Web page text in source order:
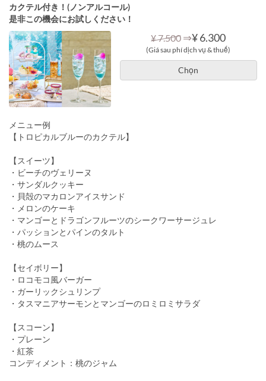
カクテル付き！(ノンアルコール)
是非この機会にお試しください！
¥ 7.500 ⇒¥ 6.300
(Giá sau phí dịch vụ & thuế)
Chọn
メニュー例
【トロピカルブルーのカクテル】
【スイーツ】
・ビーチのヴェリーヌ
・サンダルクッキー
・貝殻のマカロンアイスサンド
・メロンのケーキ
・マンゴーとドラゴンフルーツのシークワーサージュレ
・パッションとパインのタルト
・桃のムース
【セイボリー】
・ロコモコ風バーガー
・ガーリックシュリンプ
・タスマニアサーモンとマンゴーのロミロミサラダ
【スコーン】
・プレーン
・紅茶
コンディメント：桃のジャム